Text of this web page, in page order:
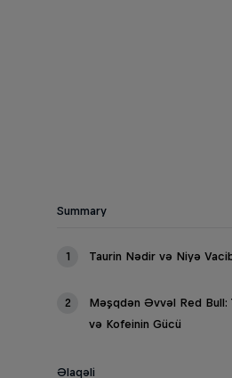
Summary
1 Taurin Nədir və Niyə
2
Məşqdən Əvvəl Red Bull:
və Kofeinin Gücü
Əlaqəli